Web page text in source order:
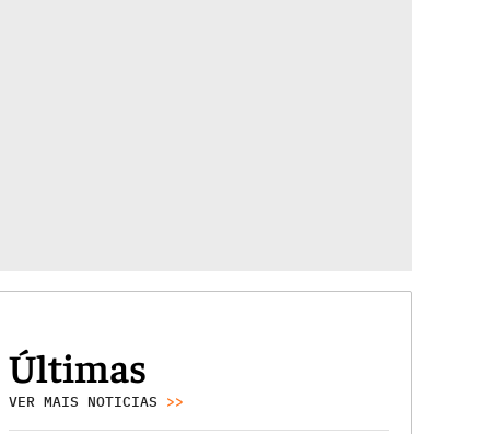
Últimas
VER MAIS NOTICIAS >>